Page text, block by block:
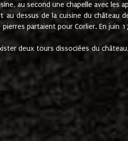
au second une chapelle avec les
dessus de la cuisine du château
partaient pour Corlier. En juin
deux tours dissociées du